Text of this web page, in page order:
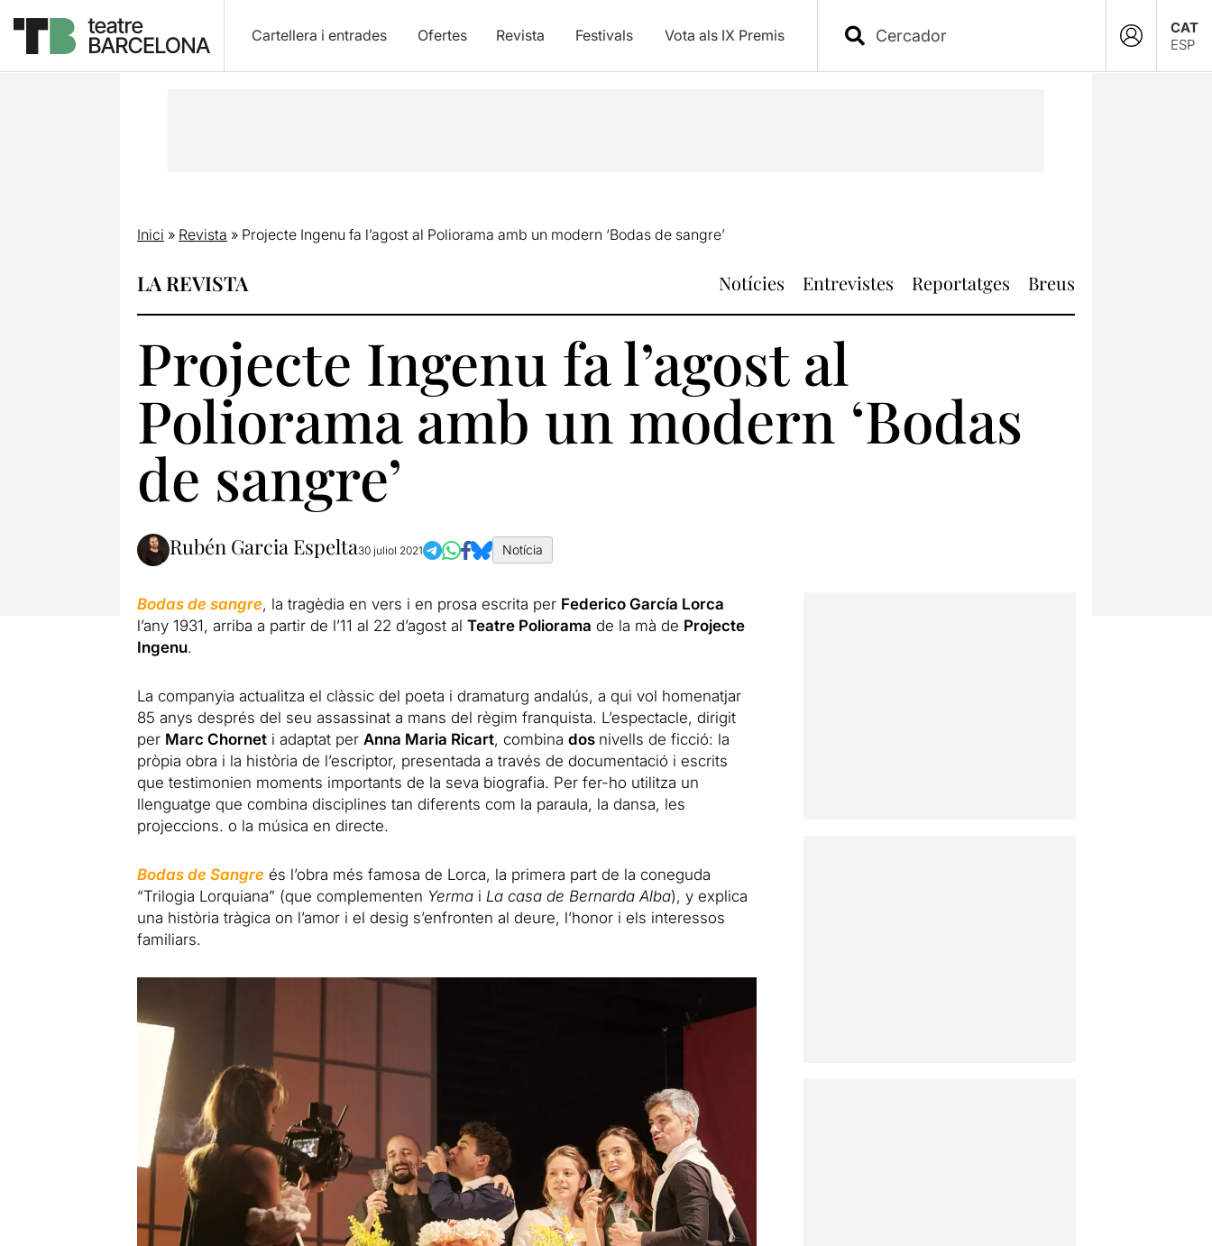
Cartellera i entrades Ofertes Revista Festivals Vota als IX Premis
CAT
ESP
Inici » Revista » Projecte Ingenu fa l’agost al Poliorama amb un modern ‘Bodas de sangre’
LA REVISTA Notícies Entrevistes Reportatges Breus
Projecte Ingenu fa l’agost al
Poliorama amb un modern ‘Bodas
de sangre’
Rubén Garcia Espelta30 juliol 2021 Notícia
Bodas de sangre, la tragèdia en vers i en prosa escrita per Federico García Lorca
l’any 1931, arriba a partir de l’11 al 22 d’agost al Teatre Poliorama de la mà de Projecte
Ingenu.
La companyia actualitza el clàssic del poeta i dramaturg andalús, a qui vol homenatjar
85 anys després del seu assassinat a mans del règim franquista. L’espectacle, dirigit
per Marc Chorneti adaptat per Anna Maria Ricart, combina dos nivells de ficció: la
pròpia obra i la història de l’escriptor, presentada a través de documentació i escrits
que testimonien moments importants de la seva biografia. Per fer-ho utilitza un
llenguatge que combina disciplines tan diferents com la paraula, la dansa, les
projeccions. o la música en directe.
Bodas de Sangre és l’obra més famosa de Lorca, la primera part de la coneguda
“Trilogia Lorquiana” (que complementen Yermai La casa de Bernarda Alba), y explica
una història tràgica on l’amor i el desig s’enfronten al deure, l’honor i els interessos
familiars.